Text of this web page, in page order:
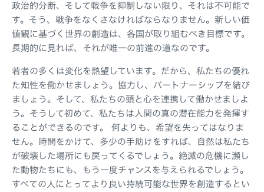
政治的分断、そして戦争を抑制しない限り、それは不可能で
す。そう、戦争をなくさなければならなりません。新しい価
値観に基づく世界の創造は、各国が取り組むべき目標です。
長期的に見れば、それが唯一の前進の道なのです。
若者の多くは変化を熱望しています。だから、私たちの優れ
た知性を働かせましょう。協力し、パートナーシップを結び
ましょう。そして、私たちの頭と心を連携して働かせましよ
う。そうして初めて、私たちは人間の真の潜在能力を発揮す
ることができるのです。 何よりも、希望を失ってはなりま
せん。時間をかけて、多少の手助けをすれば、自然は私たち
が破壊した場所にも戻ってくるでしょう。絶滅の危機に瀕し
た動物たちにも、もう一度チャンスを与えられるでしょう。
すべての人にとってより良い持続可能な世界を創造するとい